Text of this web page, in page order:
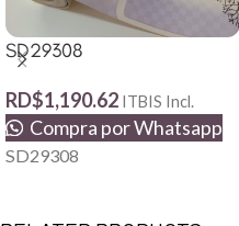
SD29308
RD$1,190.62 ITBIS Incl.
Compra por Whatsapp
SD29308